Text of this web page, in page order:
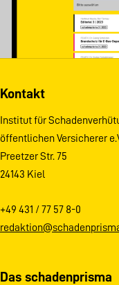
Kontakt
Institut für
öffentlichen Versicherer
Preetzer Str. 75
24143 Kiel
+49 431 / 77 57 8-0
Das schadenprisma